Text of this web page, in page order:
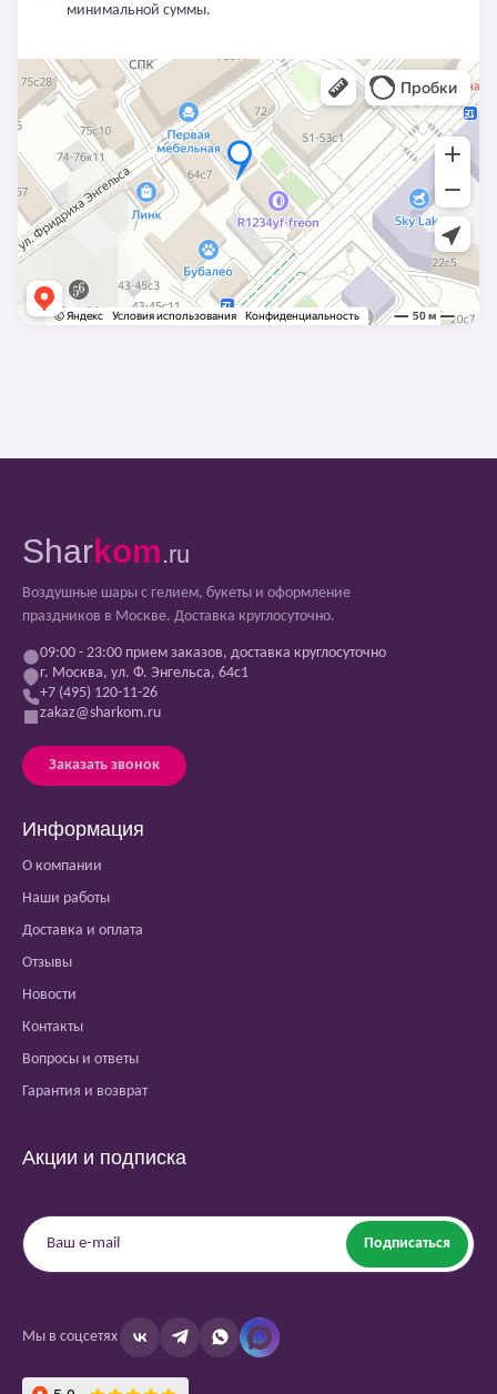
минимальной суммы.
Sharkom.ru
Воздушные шары с гелием, букеты и оформление
праздников в Москве. Доставка круглосуточно.
09:00 - 23:00 прием заказов, доставка круглосуточно
г. Москва, ул. Ф. Энгельса, 64с1
+7 (495) 120-11-26
zakaz@sharkom.ru
Заказать звонок
Информация
О компании
Наши работы
Доставка и оплата
Отзывы
Новости
Контакты
Вопросы и ответы
Гарантия и возврат
Акции и подписка
Подписаться
Мы в соцсетях